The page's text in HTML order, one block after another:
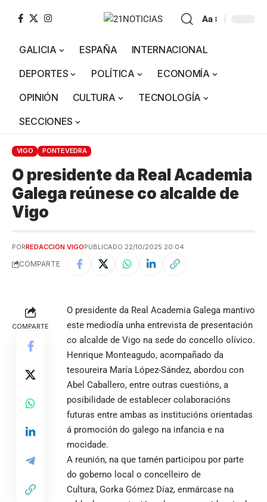
Aa
GALICIA ESPAÑA
INTERNACIONAL
DEPORTES
POLÍTICA
ECONOMÍA
OPINIÓN
CULTURA
TECNOLOGÍA
SECCIONES
VIGO PONTEVEDRA
O presidente da Real Academia
Galega reúnese co alcalde de
Vigo
PORREDACCIÓN VIGOPUBLICADO 22/10/2025 20:04
COMPARTE
COMPARTE
O presidente da Real Academia Galega mantivo
este mediodía unha entrevista de presentación
co alcalde de Vigo na sede do concello olívico.
Henrique Monteagudo, acompañado da
tesoureira María López-Sández, abordou con
Abel Caballero, entre outras cuestións, a
posibilidade de establecer colaboracións
futuras entre ambas as institucións orientadas
á promoción do galego na infancia e na
mocidade.
A reunión, na que tamén participou por parte
do goberno local o concelleiro de
Cultura, Gorka Gómez Díaz, enmárcase na